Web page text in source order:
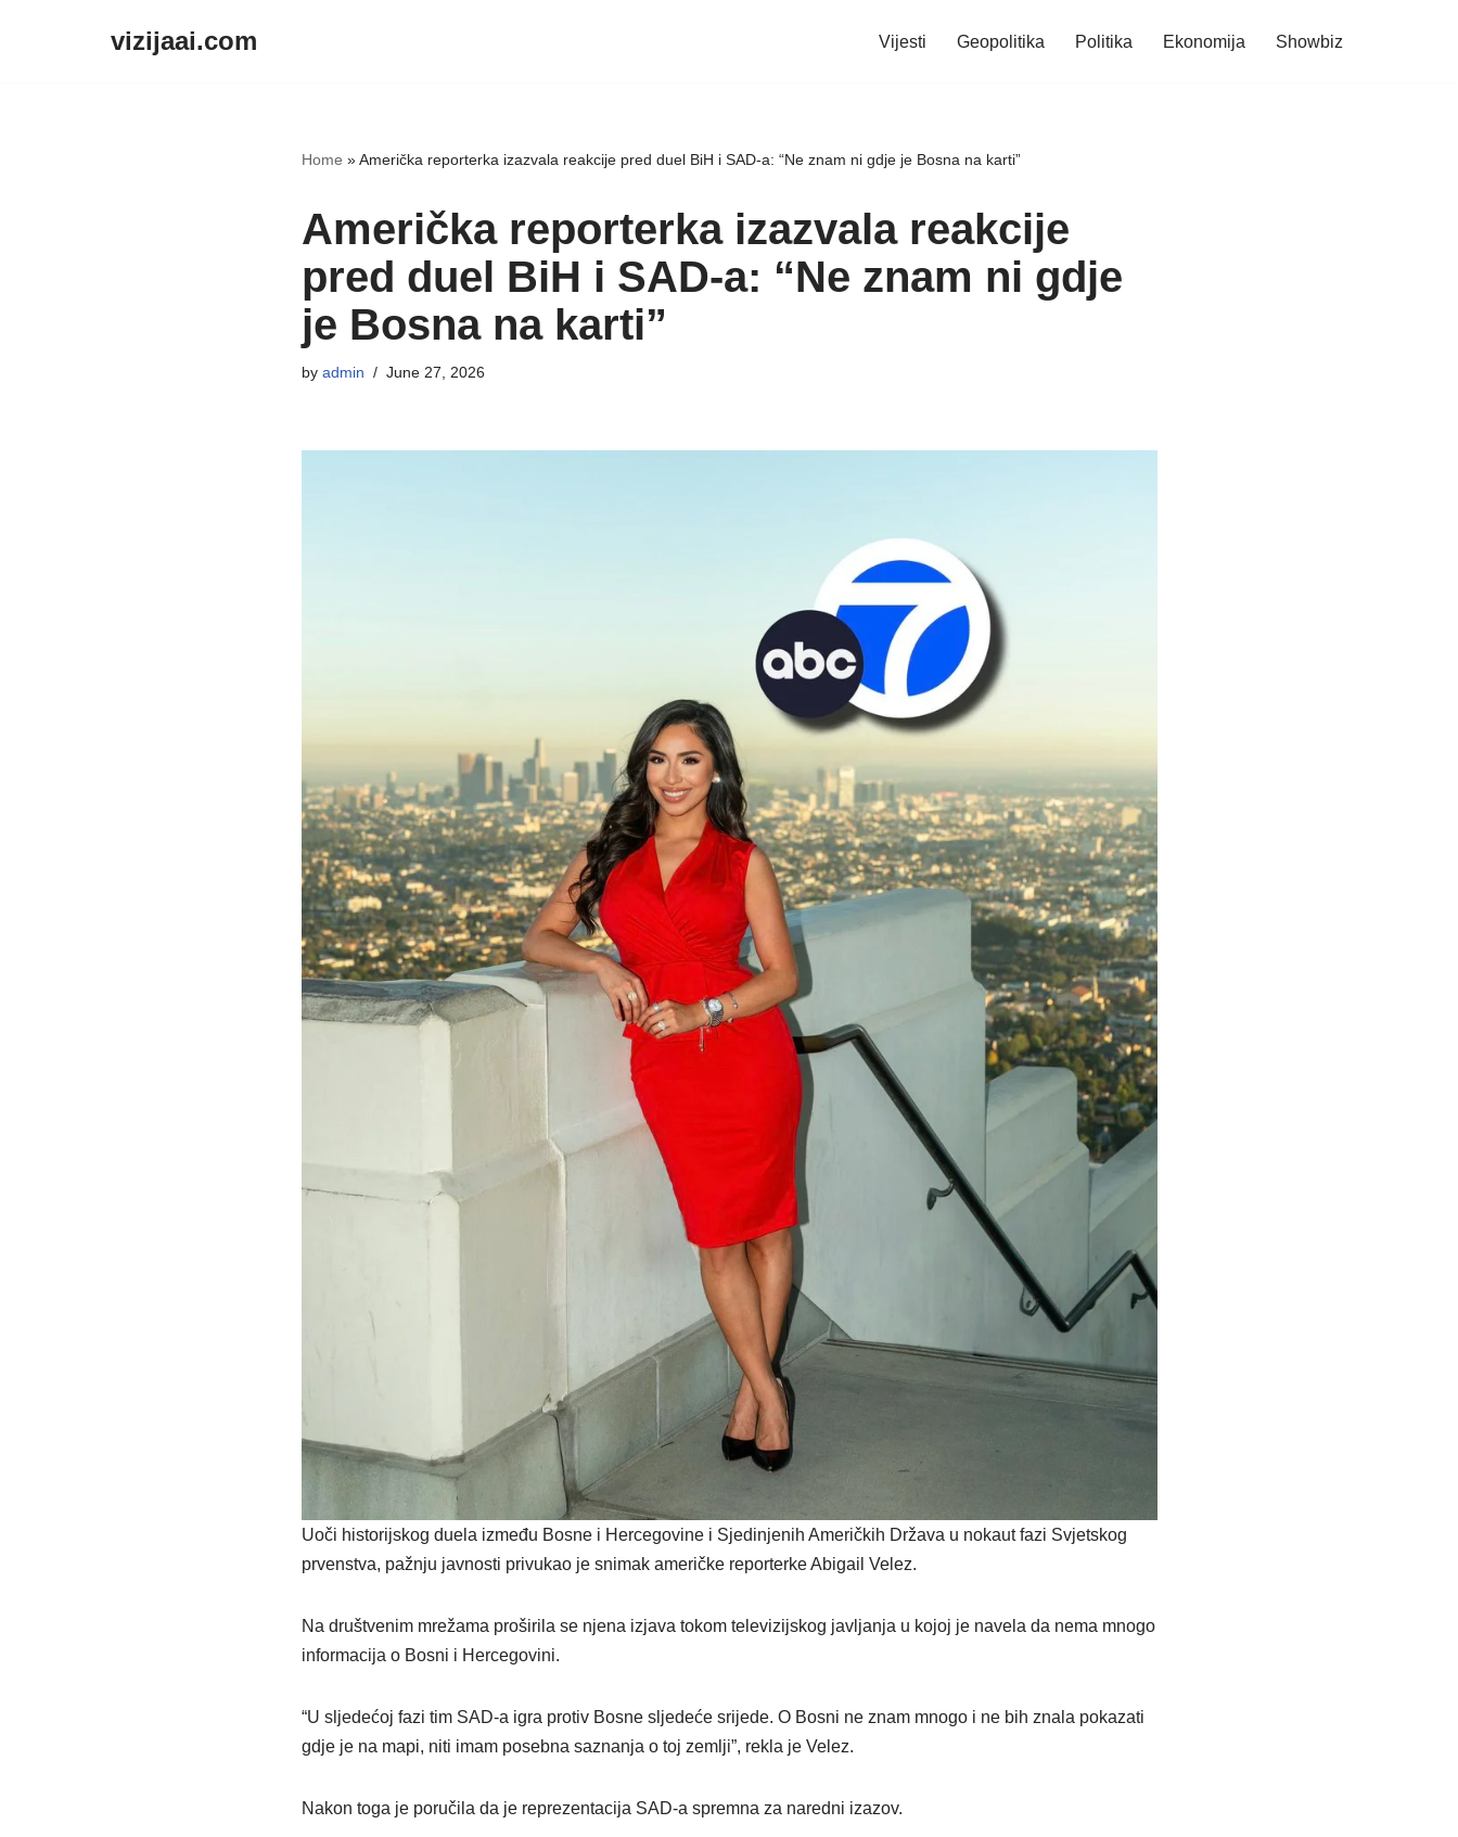
vizijaai.com Vijesti Geopolitika Politika Ekonomija Showbiz
Home »Američka reporterka izazvala reakcije pred duel BiH i SAD-a: “Ne znam ni gdje je Bosna na karti”
Američka reporterka izazvala reakcije
pred duel BiH i SAD-a: “Ne znam ni gdje
je Bosna na karti”
by admin June 27, 2026
Uoči historijskog duela između Bosne i Hercegovine i Sjedinjenih Američkih Država u nokaut fazi Svjetskog
prvenstva, pažnju javnosti privukao je snimak američke reporterke Abigail Velez.
Na društvenim mrežama proširila se njena izjava tokom televizijskog javljanja u kojoj je navela da nema mnogo
informacija o Bosni i Hercegovini.
“U sljedećoj fazi tim SAD-a igra protiv Bosne sljedeće srijede. O Bosni ne znam mnogo i ne bih znala pokazati
gdje je na mapi, niti imam posebna saznanja o toj zemlji”, rekla je Velez.
Nakon toga je poručila da je reprezentacija SAD-a spremna za naredni izazov.